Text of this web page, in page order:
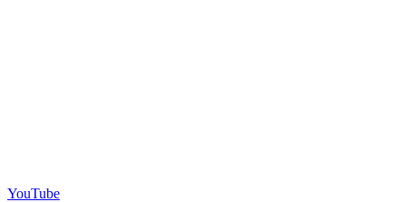
YouTube